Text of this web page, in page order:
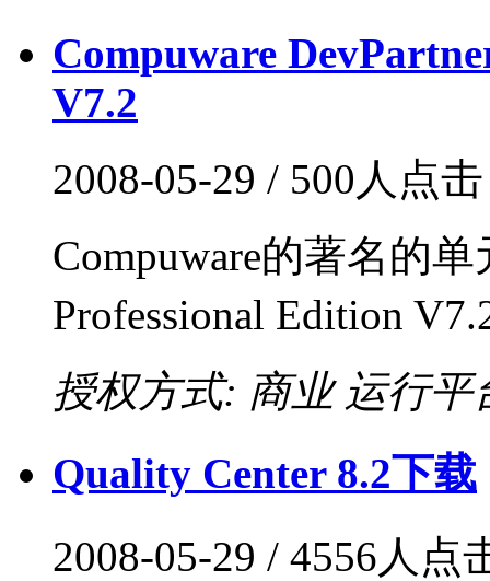
Compuware
V7.2
2008-05-29 / 500人点
Compuware的著名的
Professional Edition
授权方式: 商业 运行平
Quality Center 8.2下载
2008-05-29 / 4556人